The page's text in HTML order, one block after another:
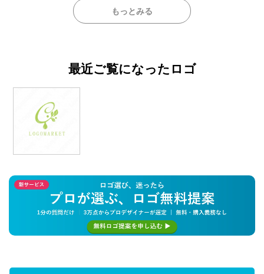
もっとみる
最近ご覧になったロゴ